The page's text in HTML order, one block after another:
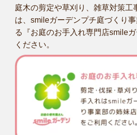
庭木の剪定や草刈り、雑草対策工
は、smileガーデンプチ庭づくり
る『お庭のお手入れ専門店smile
ください。